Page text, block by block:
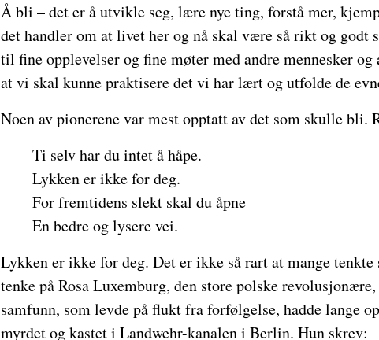
Å bli – det er å utvikle seg, lære nye ting, forstå mer,
det handler om at livet her og nå skal være så rikt og
til fine opplevelser og fine møter med andre mennesker
at vi skal kunne praktisere det vi har lært og utfolde de
Noen av pionerene var mest opptatt av det som skulle
Ti selv har du intet å håpe.
Lykken er ikke for deg.
For fremtidens slekt skal du åpne
En bedre og lysere vei.
Lykken er ikke for deg. Det er ikke så rart at mange
tenke på Rosa Luxemburg, den store polske
samfunn, som levde på flukt fra forfølgelse, hadde lange
myrdet og kastet i Landwehr-kanalen i Berlin. Hun skrev: